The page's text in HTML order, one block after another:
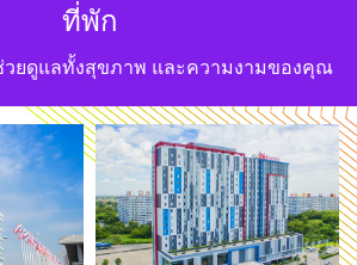
ที่พัก
ยดูแลทั้งสุขภาพ และความงามของคุณ